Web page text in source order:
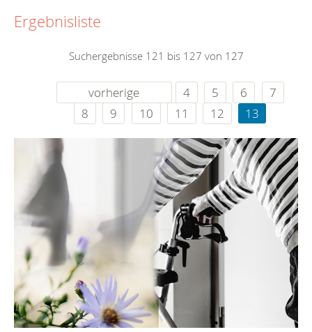
Ergebnisliste
Suchergebnisse 121 bis 127 von 127
vorherige 4 5 6
7
8
9 10 11 12 13